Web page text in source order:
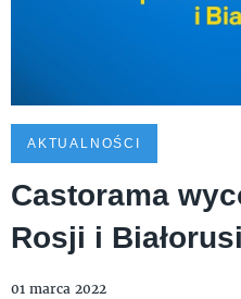
AKTUALNOŚCI
Castorama
Rosji i Białorusi
01 marca 2022